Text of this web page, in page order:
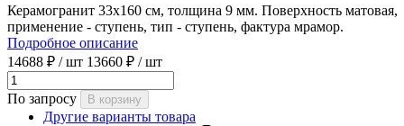
Керамогранит 33x160 см, толщина 9 мм. Поверхность матовая,
применение - ступень, тип - ступень, фактура мрамор.
Подробное описание
14688 ₽ / шт 13660 ₽ / шт
По запросу В корзину
Другие варианты товара